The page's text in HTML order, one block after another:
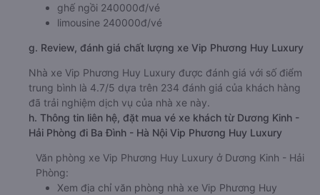
ghế ngồi 240000đ/vé
limousine 240000đ/vé
g. Review, đánh giá chất lượng xe Vip Phương Huy Luxury
Nhà xe Vip Phương Huy Luxury được đánh giá với số điểm
trung bình là 4.7/5 dựa trên 234 đánh giá của khách hàng
đã trải nghiệm dịch vụ của nhà xe này.
h. Thông tin liên hệ, đặt mua vé xe khách từ Dương Kinh -
Hải Phòng đi Ba Đình - Hà Nội Vip Phương Huy Luxury
Văn phòng xe Vip Phương Huy Luxury ở Dương Kinh - Hải
Phòng:
Xem địa chỉ văn phòng nhà xe Vip Phương Huy